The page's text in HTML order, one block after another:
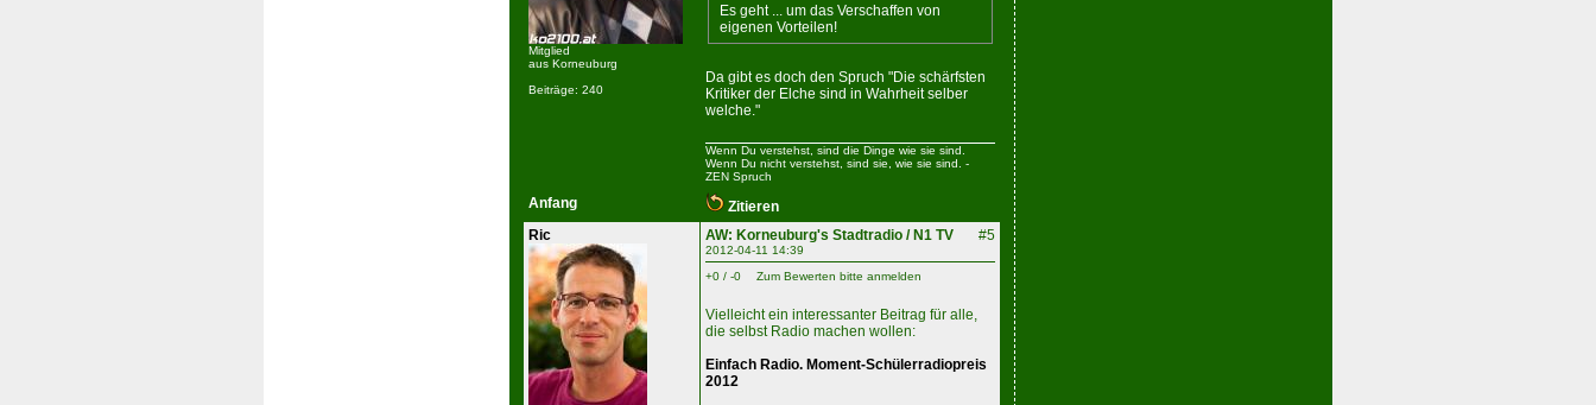
Mitglied
aus Korneuburg
Beiträge: 240
Es geht ... um das Verschaffen von
eigenen Vorteilen!
Da gibt es doch den Spruch "Die schärfsten
Kritiker der Elche sind in Wahrheit selber
welche."
Wenn Du verstehst, sind die Dinge wie sie sind.
Wenn Du nicht verstehst, sind sie, wie sie sind. -
ZEN Spruch
Anfang
Zitieren
Ric
#5
AW: Korneuburg's Stadtradio / N1 TV
2012-04-11 14:39
+0 / -0
Zum Bewerten bitte anmelden
Vielleicht ein interessanter Beitrag für alle,
die selbst Radio machen wollen:
Einfach Radio. Moment-Schülerradiopreis
2012